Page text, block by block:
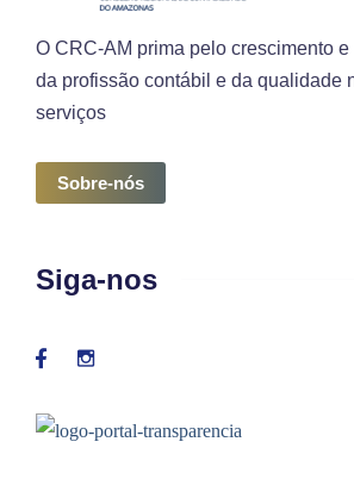
O CRC-AM prima pelo crescimento
da profissão contábil e da qualidade
serviços
Sobre-nós
Siga-nos